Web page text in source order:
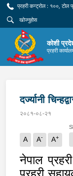
प्रहरी कन्ट्रोल : १००,
कोशी
प्रहरी
दर्ज्यानी
२०८१-०८-२१
A A- A+
नेपाल
प्रहरी